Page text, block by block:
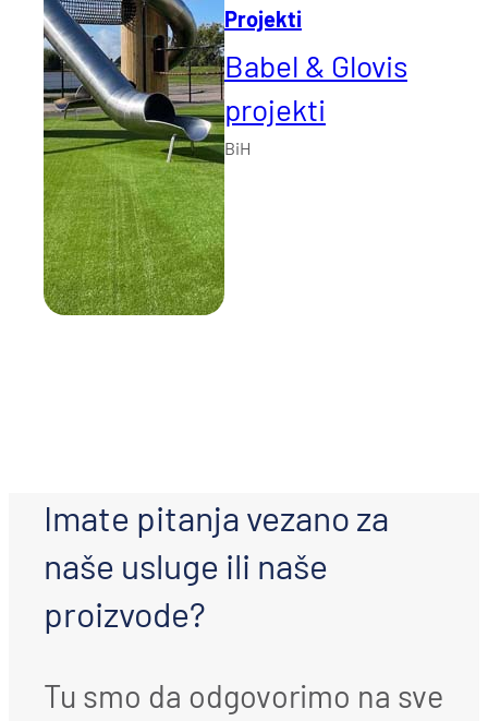
Projekti
Babel & Glovis
projekti
BiH
Imate pitanja vezano za
naše usluge ili naše
proizvode?
Tu smo da odgovorimo na sve